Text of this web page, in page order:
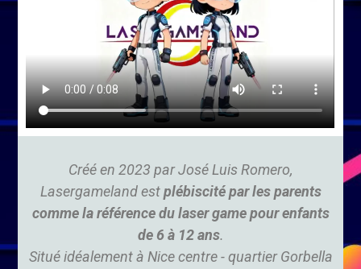
Créé en 2023 par José Luis Romero,
Lasergameland estplébiscité par les parents
comme la référence du laser game pour enfants
de 6 à 12 ans.
Situé idéalement à Nice centre - quartier Gorbella